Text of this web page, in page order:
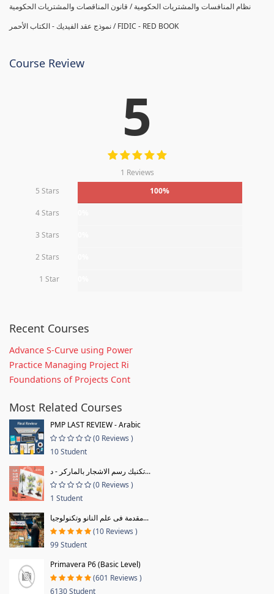
نظام المنافسات والمشتريات الحكومية / قانون المناقصات والمشتريات الحكومية
نموذج عقد الفيديك - الكتاب الأحمر / FIDIC - RED BOOK
Course Review
5
1 Reviews
5 Stars
100%
4 Stars
3 Stars
2 Stars
1 Star
Recent Courses
Advance S-Curve using Power
Practice Managing Project Ri
Foundations of Projects Cont
Most Related Courses
PMP LAST REVIEW - Arabic
(0 Reviews )
10 Student
تكنيك رسم الاشجار بالماركر - د...
(0 Reviews )
1 Student
مقدمة فى علم النانو وتكنولوجيا...
(10 Reviews )
99 Student
Primavera P6 (Basic Level)
(601 Reviews )
6130 Student